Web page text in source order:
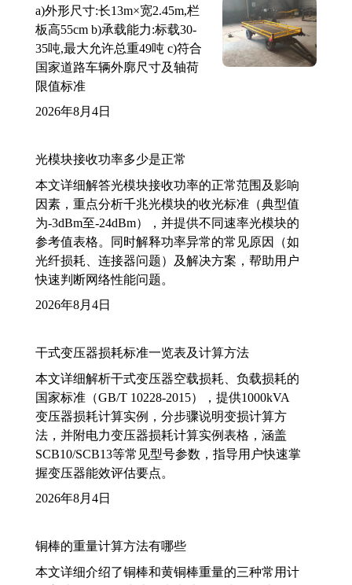
a)外形尺寸:长13m×宽2.45m,栏
板高55cm b)承载能力:标载30-
35吨,最大允许总重49吨 c)符合
国家道路车辆外廓尺寸及轴荷
限值标准
2026年8月4日
光模块接收功率多少是正常
本文详细解答光模块接收功率的正常范围及影响
因素，重点分析千兆光模块的收光标准（典型值
为-3dBm至-24dBm），并提供不同速率光模块的
参考值表格。同时解释功率异常的常见原因（如
光纤损耗、连接器问题）及解决方案，帮助用户
快速判断网络性能问题。
2026年8月4日
干式变压器损耗标准一览表及计算方法
本文详细解析干式变压器空载损耗、负载损耗的
国家标准（GB/T 10228-2015），提供1000kVA
变压器损耗计算实例，分步骤说明变损计算方
法，并附电力变压器损耗计算实例表格，涵盖
SCB10/SCB13等常见型号参数，指导用户快速掌
握变压器能效评估要点。
2026年8月4日
铜棒的重量计算方法有哪些
本文详细介绍了铜棒和黄铜棒重量的三种常用计